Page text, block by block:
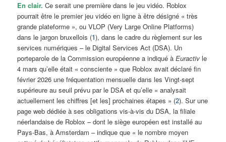
En clair. Ce serait une première dans le jeu vidéo. Roblox
pourrait être le premier jeu vidéo en ligne à être désigné « très
grande plateforme », ou VLOP (Very Large Online Platforms)
dans le jargon bruxellois (1), dans le cadre du règlement sur les
services numériques – le Digital Services Act (DSA). Un
porteparole de la Commission européenne a indiqué àEuractiv le
4 mars qu’elle était « consciente » que Roblox avait déclaré fin
février 2026 une fréquentation mensuelle dans les Vingt-sept
supérieure au seuil prévu par le DSA et qu’elle « analysait
actuellement les chiffres [et les] prochaines étapes » (2). Sur une
page web dédiée à ses obligations vis-à-vis du DSA, la filiale
néerlandaise de Roblox – dont le siège européen est installé au
Pays-Bas, à Amsterdam – indique que « le nombre moyen